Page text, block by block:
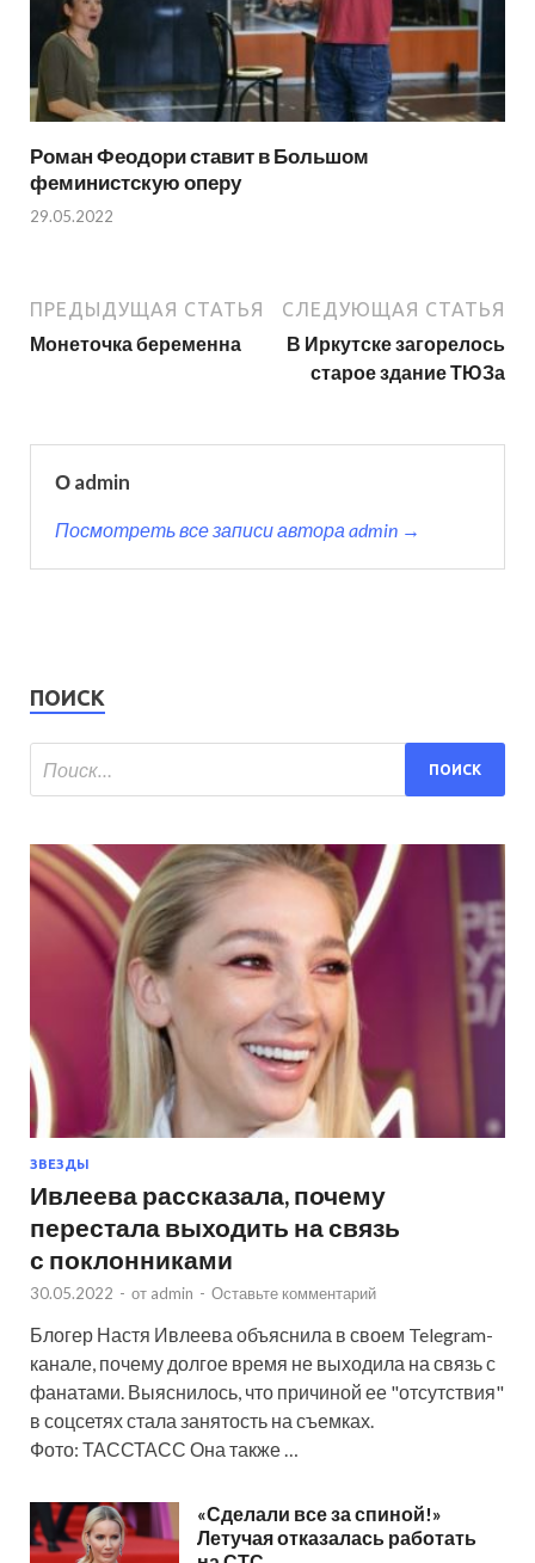
Роман Феодори ставит в Большом
феминистскую оперу
29.05.2022
ПРЕДЫДУЩАЯ СТАТЬЯ
Монеточка беременна
СЛЕДУЮЩАЯ СТАТЬЯ
В Иркутске загорелось
старое здание ТЮЗа
О admin
Посмотреть все записи автора admin →
ПОИСК
ЗВЕЗДЫ
Ивлеева рассказала, почему
перестала выходить на связь
с поклонниками
30.05.2022 - от admin - Оставьте комментарий
Блогер Настя Ивлеева объяснила в своем Telegram-
канале, почему долгое время не выходила на связь с
фанатами. Выяснилось, что причиной ее "отсутствия"
в соцсетях стала занятость на съемках.
Фото: ТАССТАСС Она также …
«Сделали все за спиной!»
Летучая отказалась работать